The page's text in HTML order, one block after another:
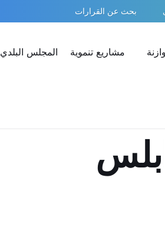
بحث عن القرارات
مشاريع تنموية المجلس البلدي